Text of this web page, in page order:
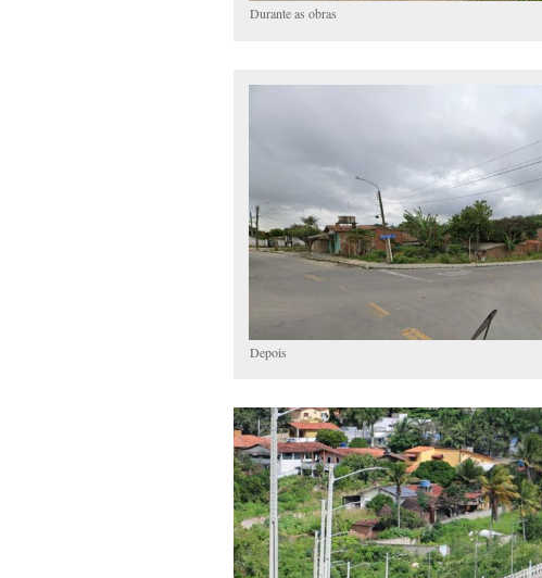
Durante as obras
Depois